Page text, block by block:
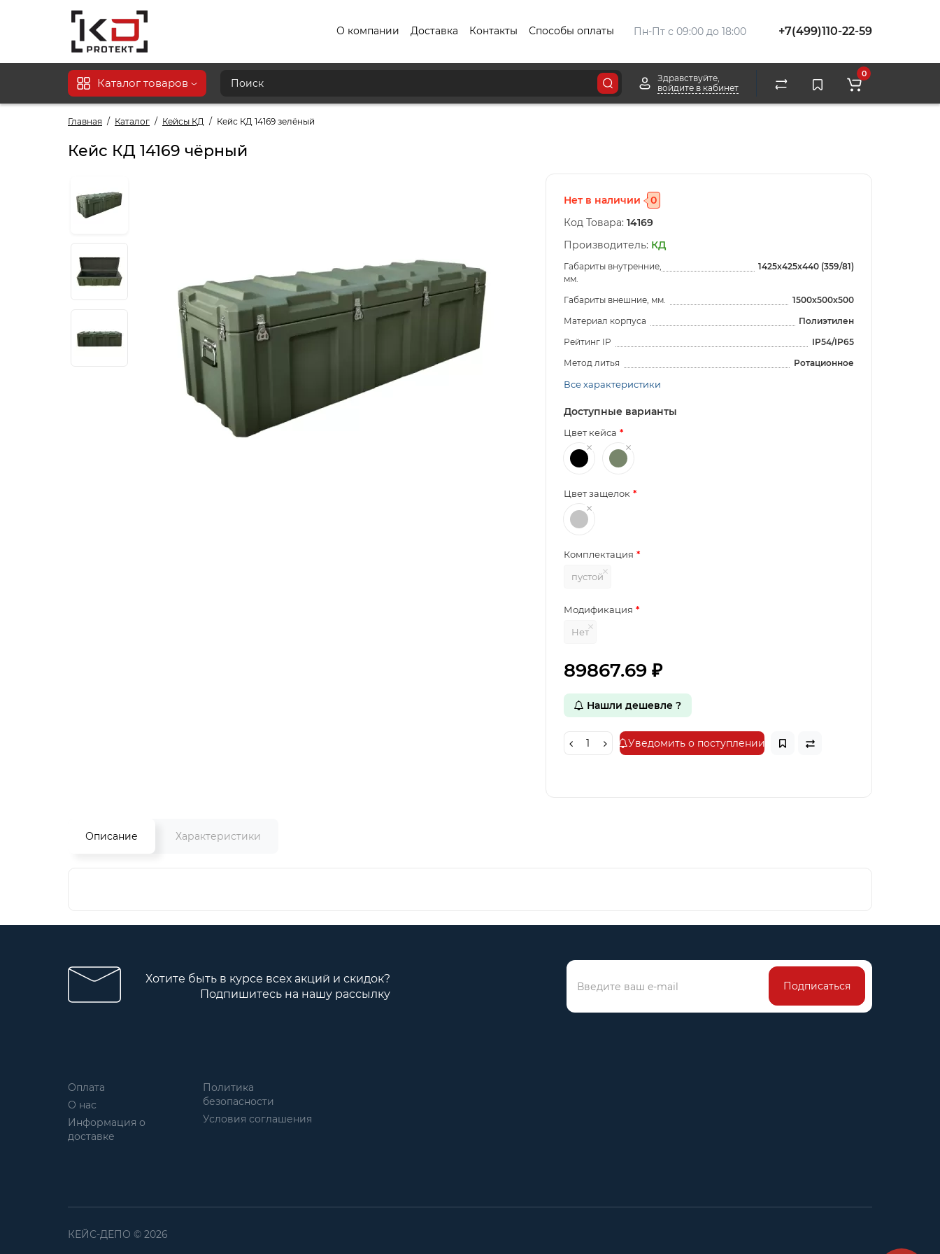
Пн-Пт с 09:00 до 18:00 +7(499)110-22-59
О компании Доставка Контакты Способы оплаты
Каталог товаров
Здравствуйте,
войдите в кабинет
0
Главная Каталог Кейсы КД Кейс КД 14169 зелёный
Кейс КД 14169 чёрный
Нет в наличии
0
Код Товара: 14169
Производитель: КД
Габариты внутренние,
мм.
1425x425x440 (359/81)
Габариты внешние, мм.
1500x500x500
Материал корпуса
Полиэтилен
Рейтинг IP
IP54/IP65
Метод литья
Ротационное
Все характеристики
Доступные варианты
Цвет кейса
Цвет защелок
Комплектация
пустой
Модификация
Нет
89867.69 ₽
Нашли дешевле ?
Уведомить о поступлении
Описание Характеристики
Хотите быть в курсе всех акций и скидок?
Подпишитесь на нашу рассылку
Подписаться
Оплата
О нас
Информация о
доставке
Политика
безопасности
Условия соглашения
КЕЙС-ДЕПО © 2026